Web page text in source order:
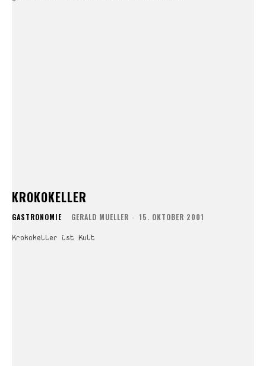
KROKOKELLER
GASTRONOMIE GERALD MUELLER - 15. OKTOBER 2001
Krokokeller ist Kult